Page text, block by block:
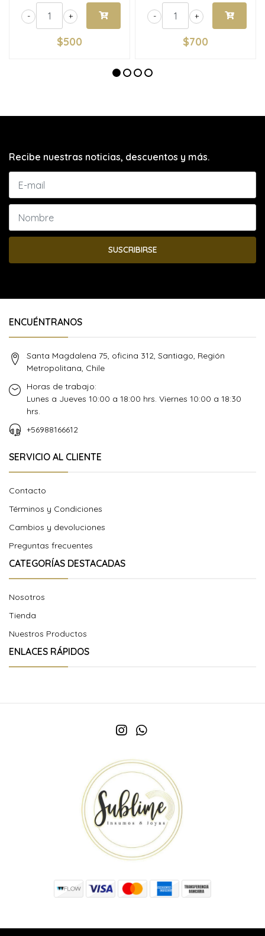
+
-
$500
+
-
$700
Recibe nuestras noticias, descuentos y más.
SUSCRIBIRSE
ENCUÉNTRANOS
Santa Magdalena 75, oficina 312, Santiago, Región
Metropolitana, Chile
Horas de trabajo:
Lunes a Jueves 10:00 a 18:00 hrs. Viernes 10:00 a 18:30
hrs.
+56988166612
SERVICIO AL CLIENTE
Contacto
Términos y Condiciones
Cambios y devoluciones
Preguntas frecuentes
CATEGORÍAS DESTACADAS
Nosotros
Tienda
Nuestros Productos
ENLACES RÁPIDOS